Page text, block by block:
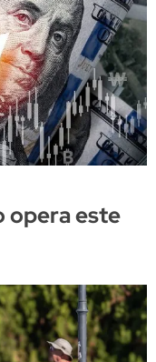
opera este